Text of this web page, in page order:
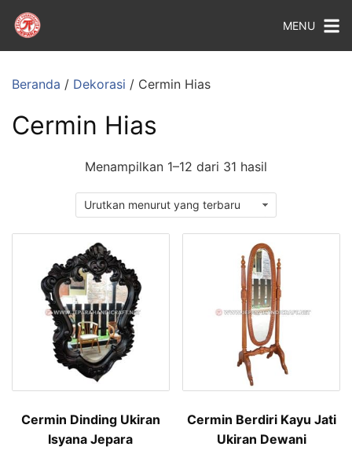
MENU
Beranda / Dekorasi / Cermin Hias
Cermin Hias
Menampilkan 1–12 dari 31 hasil
Cermin Dinding Ukiran
Isyana Jepara
Cermin Berdiri Kayu Jati
Ukiran Dewani